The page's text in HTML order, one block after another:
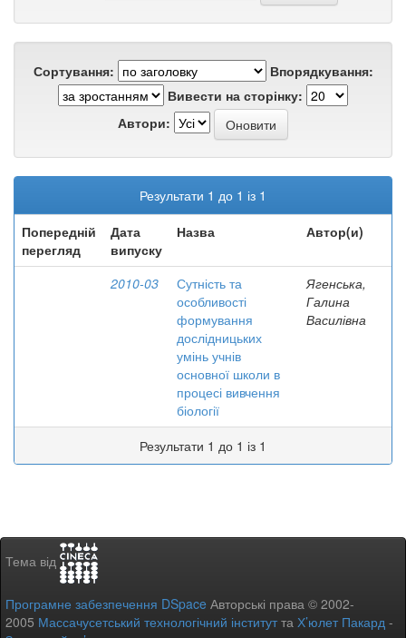
Сортування:
Впорядкування:
Вивести на сторінку:
Автори:
Результати 1 до 1 із 1
Попередній
перегляд
Дата
випуску
Назва Автор(и)
2010-03
Сутність та
особливості
формування
дослідницьких
умінь учнів
основної школи в
процесі вивчення
біології
Ягенська,
Галина
Василівна
Результати 1 до 1 із 1
Тема від
Програмне забезпечення DSpace Авторські права © 2002-
2005 Массачусетський технологічний інститутта Х’юлет Пакард -